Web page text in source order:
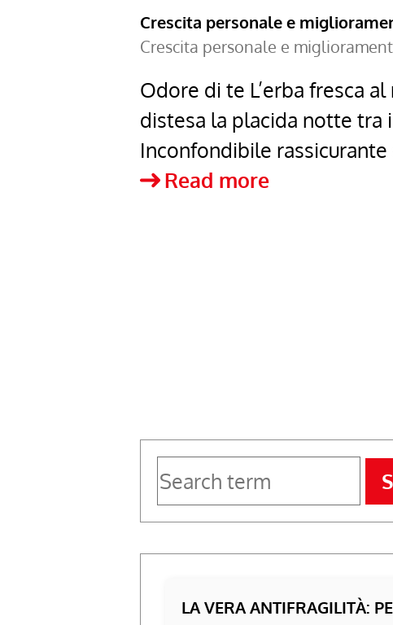
Crescita personale e
Crescita personale e
Odore di te L’erba fresca
distesa la placida notte tra
Inconfondibile
Read moreOdore
LA VERA ANTIFRAGILITÀ: